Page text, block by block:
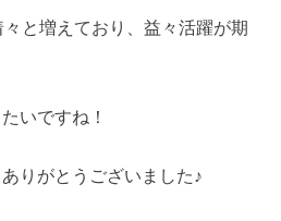
と増えており、益々活躍が期
いですね！
りがとうございました♪